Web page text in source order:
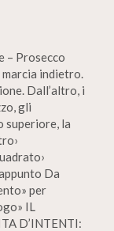
– Prosecco
indietro.
Dall’altro, i
gli
superiore, la
Da
per
IL
D’INTENTI: